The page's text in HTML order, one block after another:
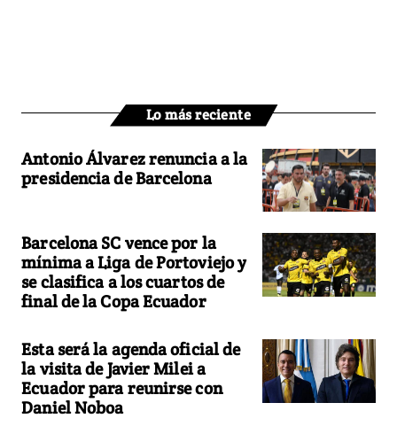
Lo más reciente
Antonio Álvarez renuncia a la
presidencia de Barcelona
Barcelona SC vence por la
mínima a Liga de Portoviejo y
se clasifica a los cuartos de
final de la Copa Ecuador
Esta será la agenda oficial de
la visita de Javier Milei a
Ecuador para reunirse con
Daniel Noboa